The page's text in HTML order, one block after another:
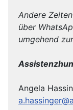
Andere
über
umgehend
Angela